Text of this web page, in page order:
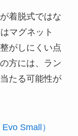
着脱式ではな
マグネット
がしにくい点
方には、ラン
たる可能性が
Small）